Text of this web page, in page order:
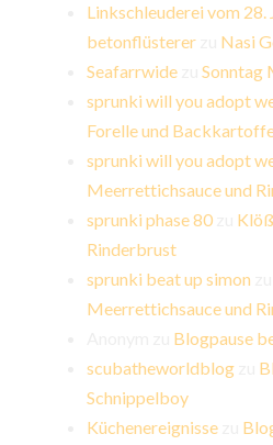
Linkschleuderei vom 28.
betonflüsterer
Nasi
Seafarrwide zuSonntag
sprunki will you adopt
Forelle und
sprunki will you adopt
Meerrettichsauce und
sprunki phase 80
Rinderbrust
sprunki beat up simon
Meerrettichsauce und
Blogpause
scubatheworldblog
Schnippelboy
Küchenereignisse